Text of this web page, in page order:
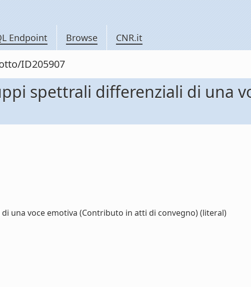
Endpoint Browse CNR.it
ID205907
spettrali differenziali di una
una voce emotiva (Contributo in atti di convegno) (literal)